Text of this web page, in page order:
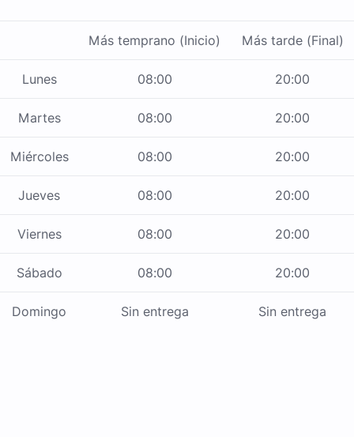
Más temprano (Inicio) Más tarde (Final)
Lunes 08:00 20:00
Martes 08:00 20:00
Miércoles 08:00 20:00
Jueves 08:00 20:00
Viernes 08:00 20:00
Sábado 08:00 20:00
Domingo Sin entrega Sin entrega